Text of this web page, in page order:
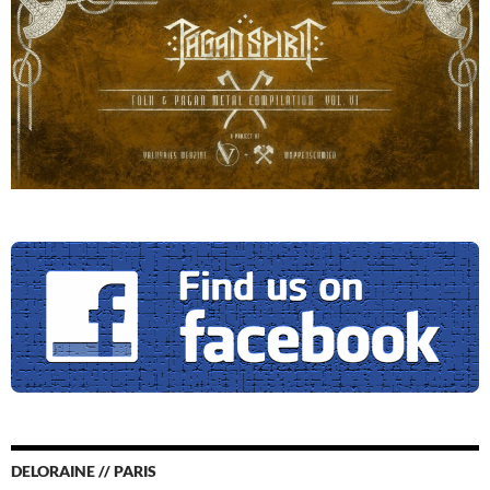
DELORAINE // PARIS